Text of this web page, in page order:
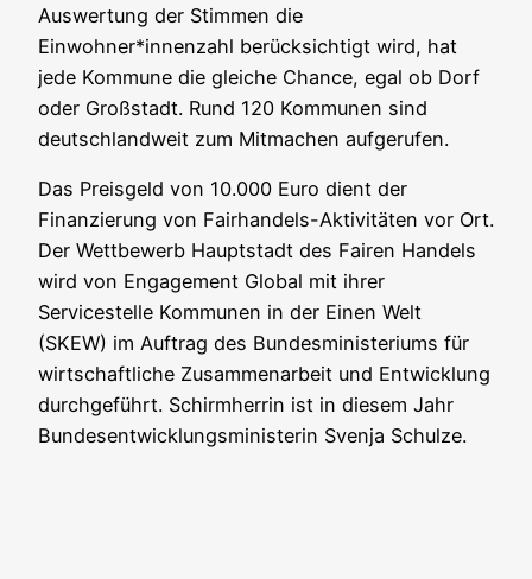
Auswertung der Stimmen die
Einwohner*innenzahl berücksichtigt wird, hat
jede Kommune die gleiche Chance, egal ob Dorf
oder Großstadt. Rund 120 Kommunen sind
deutschlandweit zum Mitmachen aufgerufen.
Das Preisgeld von 10.000 Euro dient der
Finanzierung von Fairhandels-Aktivitäten vor Ort.
Der Wettbewerb Hauptstadt des Fairen Handels
wird von Engagement Global mit ihrer
Servicestelle Kommunen in der Einen Welt
(SKEW) im Auftrag des Bundesministeriums für
wirtschaftliche Zusammenarbeit und Entwicklung
durchgeführt. Schirmherrin ist in diesem Jahr
Bundesentwicklungsministerin Svenja Schulze.